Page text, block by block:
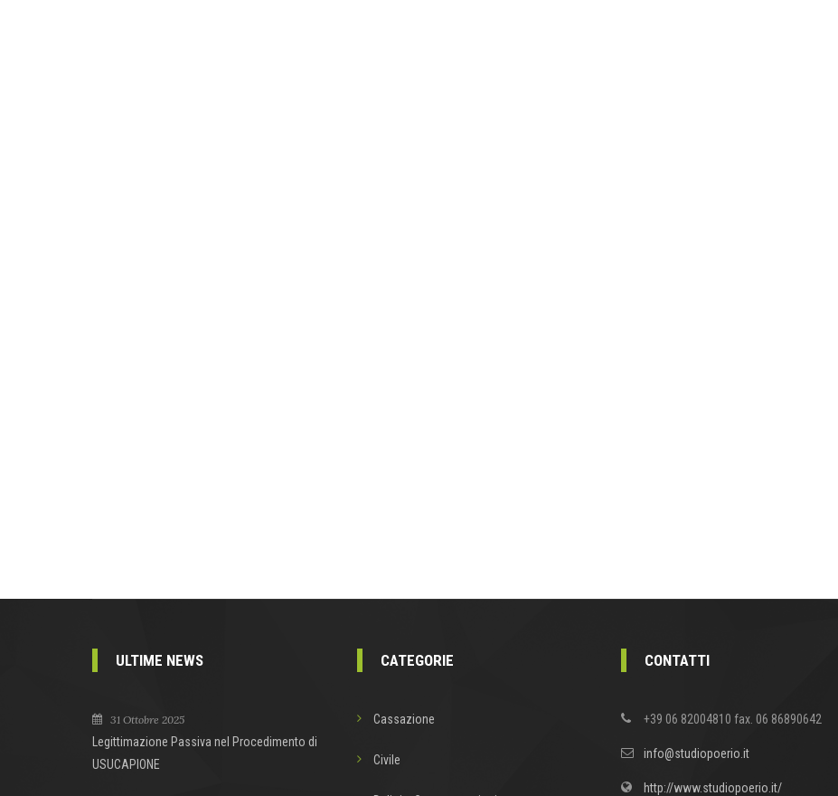
ULTIME NEWS
31 Ottobre 2025
Legittimazione Passiva nel Procedimento di
USUCAPIONE
CATEGORIE
Cassazione
Civile
CONTATTI
+39 06 82004810 fax. 06 86890642
info@studiopoerio.it
http://www.studiopoerio.it/